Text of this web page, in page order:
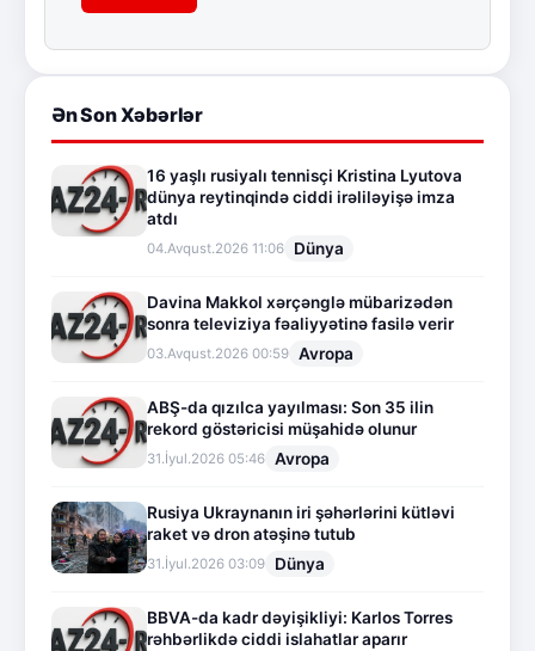
Ən Son Xəbərlər
16 yaşlı rusiyalı tennisçi Kristina Lyutova
dünya reytinqində ciddi irəliləyişə imza
atdı
04.Avqust.2026 11:06 Dünya
Davina Makkol xərçənglə mübarizədən
sonra televiziya fəaliyyətinə fasilə verir
03.Avqust.2026 00:59 Avropa
ABŞ-da qızılca yayılması: Son 35 ilin
rekord göstəricisi müşahidə olunur
31.İyul.2026 05:46 Avropa
Rusiya Ukraynanın iri şəhərlərini kütləvi
raket və dron atəşinə tutub
31.İyul.2026 03:09 Dünya
BBVA-da kadr dəyişikliyi: Karlos Torres
rəhbərlikdə ciddi islahatlar aparır